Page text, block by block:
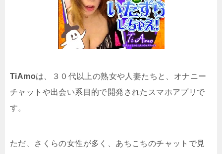
TiAmoは、３０代以上の熟女や人妻たちと、オナニー
チャットや出会い系目的で開発されたスマホアプリで
す。
ただ、さくらの女性が多く、あちこちのチャットで見